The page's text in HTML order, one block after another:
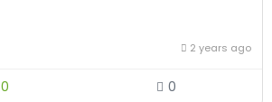
2 years ago
0 0